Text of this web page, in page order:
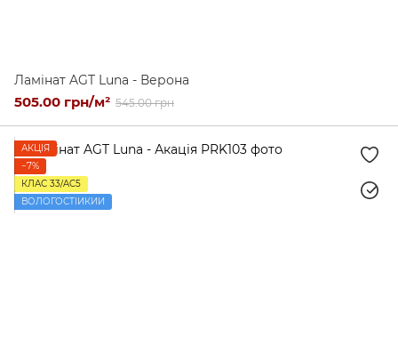
Ламінат AGT Luna - Верона
505.00 грн/м² 545.00 грн
АКЦІЯ
−7%
КЛАС 33/AC5
ВОЛОГОСТІЙКИЙ